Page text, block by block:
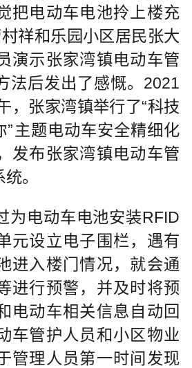
把电动车电池拎上楼充
祥和乐园小区居民张大
演示张家湾镇电动车管
法后发出了感慨。2021
，张家湾镇举行了“科技
”主题电动车安全精细化
发布张家湾镇电动车管
。
电动车电池安装RFID
元设立电子围栏，遇有
进入楼门情况，就会通
进行预警，并及时将预
电动车相关信息自动回
车管护人员和小区物业
管理人员第一时间发现